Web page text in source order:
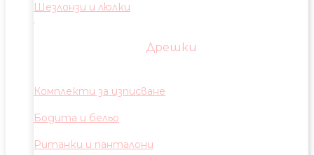
Шезлонзи и люлки
Дрешки
Комплекти за изписване
Бодита и бельо
Ританки и панталони